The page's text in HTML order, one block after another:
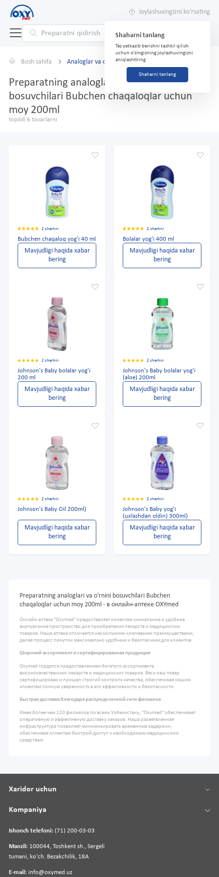
Joylashuvingizni ko'rsating
Shaharni tanlang
Tez yetkazib berishni tashkil qilish
uchun o'zingizning joylashuvingizni
aniqlashtiring
Shaharni tanlang
Bosh sahifa Analoglar va o'rnini bosuvchilar
Preparatning analoglari va o'rnini
bosuvchilari Bubchen chaqaloqlar uchun
moy 200ml
topildi 6 tovarlarni
2 sharhni
Bubchen chaqaloq yog'i 40 ml
Mavjudligi haqida xabar
bering
2 sharhni
Bolalar yog'i 400 ml
Mavjudligi haqida xabar
bering
2 sharhni
Johnson's Baby bolalar yog'i
200 ml
Mavjudligi haqida xabar
bering
2 sharhni
Johnson's Baby bolalar yog'i
(aloe) 200ml
Mavjudligi haqida xabar
bering
2 sharhni
Johnson's Baby Oil 200ml}
Mavjudligi haqida xabar
bering
2 sharhni
Johnson's Baby yog'i
(uxlashdan oldin) 300ml}
Mavjudligi haqida xabar
bering
Preparatning analoglari va o'rnini bosuvchilari Bubchen
chaqaloqlar uchun moy 200ml - в онлайн-аптеке OXYmed
Онлайн аптека "Oxymed" предоставляет клиентам уникальное и удобное
виртуальное пространство для приобретения лекарств и медицинских
товаров. Наша аптека отличается несколькими ключевыми преимуществами,
делая процесс покупок максимально удобным и безопасным для клиентов.
Широкий ассортимент и сертифицированная продукция
Oxymed гордится предоставлением богатого ассортимента
высококачественных лекарств и медицинских товаров. Весь наш товар
сертифицирован и прошел строгий контроль качества, обеспечивая нашим
клиентам полную уверенность в его эффективности и безопасности.
Быстрая доставка благодаря распределенной сети филиалов
Имея более чем 120 филиалов по всему Узбекистану, "Oxymed" обеспечивает
оперативную и эффективную доставку заказов. Наша разветвленная
инфраструктура позволяет минимизировать временные задержки,
обеспечивая клиентам быстрый доступ к необходимым медицинским
средствам
Ishonch telefoni: (71) 200-03-03
Manzil: 100044, Toshkent sh., Sergeli
tumani, koʻch. Bezakchilik, 18A
E-mail: info@oxymed.uz
Xaridor uchun
Kompaniya